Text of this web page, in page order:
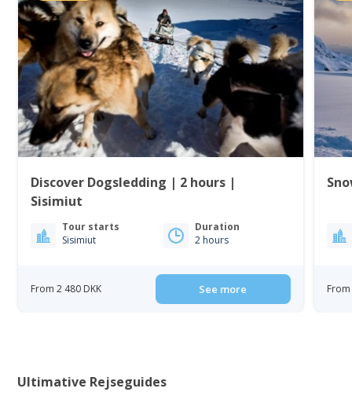
Discover Dogsledding | 2 hours |
Sisimiut
Tour starts
Sisimiut
Duration
2 hours
From 2 480 DKK See more From
Ultimative Rejseguides